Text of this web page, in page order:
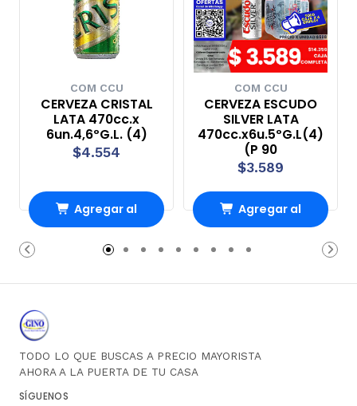
COM CCU
CERVEZA CRISTAL
LATA 470cc.x
6un.4,6ºG.L. (4)
$4.554
Agregar al
Carro
COM CCU
CERVEZA ESCUDO
SILVER LATA
470cc.x6u.5ºG.L(4)
(P 90
$3.589
Agregar al
Carro
TODO LO QUE BUSCAS A PRECIO MAYORISTA
AHORA A LA PUERTA DE TU CASA
SÍGUENOS